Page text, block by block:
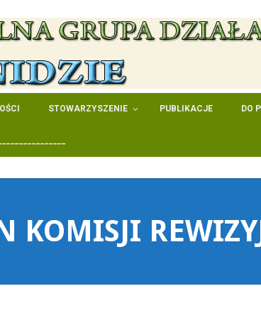
STOWARZYSZENIE PUBLIKACJE DO
KOMISJI